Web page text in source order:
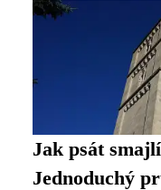
Jak psát
Jednoduchý